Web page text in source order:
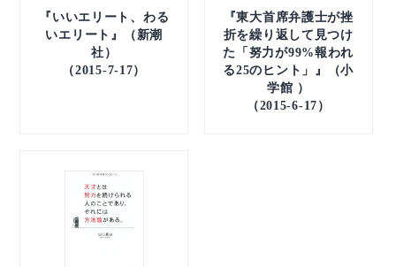
『いいエリート、わる
いエリート』（新潮
社）
（2015-7-17）
『東大首席弁護士が挫
折を繰り返して見つけ
た「努力が99%報われ
る25のヒント」』（小
学館 ）
（2015-6-17）